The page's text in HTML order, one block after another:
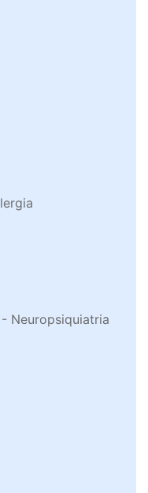
Neuropsiquiatria